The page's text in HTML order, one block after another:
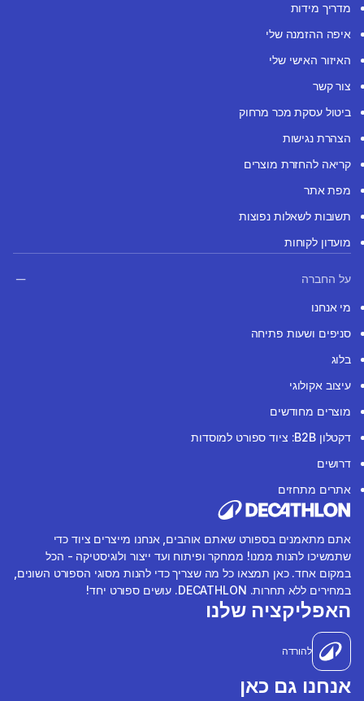
מדריך מידות
איפה ההזמנה שלי
האיזור האישי שלי
צור קשר
ביטול עסקת מכר מרחוק
הצהרת נגישות
קריאה להחזרת מוצרים
מפת אתר
תשובות לשאלות נפוצות
מועדון לקוחות
על החברה
מי אנחנו
סניפים ושעות פתיחה
בלוג
עיצוב אקולוגי
מוצרים מחודשים
דקטלון B2B: ציוד ספורט למוסדות
דרושים
אתרים מתחזים
אתם מתאמנים בספורט שאתם אוהבים, אנחנו מייצרים ציוד כדי
שתמשיכו להנות ממנו! ממחקר ופיתוח ועד ייצור ולוגיסטיקה - הכל
במקום אחד. כאן תמצאו כל מה שצריך כדי להנות מסוגי הספורט השונים,
במחירים ללא תחרות. DECATHLON. עושים ספורט יחד!
האפליקציה שלנו
להורדה
אנחנו גם כאן